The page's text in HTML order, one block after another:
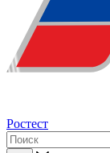
Ростест